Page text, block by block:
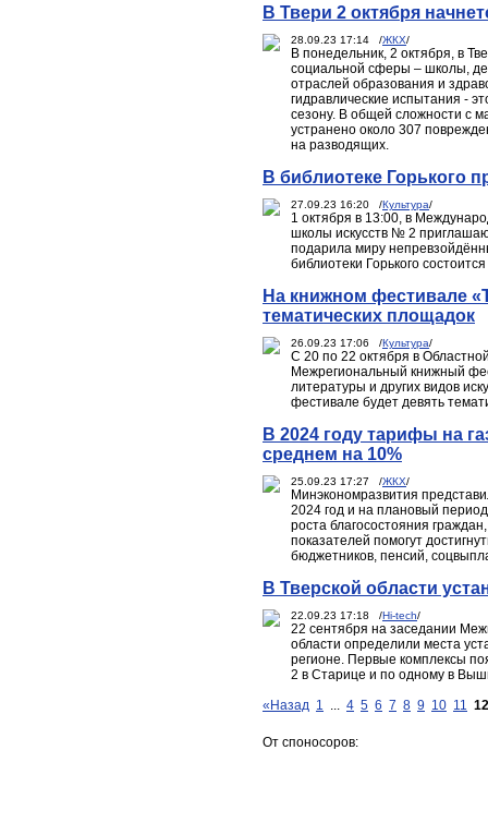
В Твери 2 октября
28.09.23 17:14 /ЖКХ/
В понедельник, 2 октября, в
социальной сферы – школы,
отраслей образования и
гидравлические испытания -
сезону. В общей сложности с
устранено около 307
на разводящих.
В библиотеке Горького
27.09.23 16:20 /Культура/
1 октября в 13:00, в
школы искусств № 2
подарила миру
библиотеки Горького
На книжном фестивале
тематических площадок
26.09.23 17:06 /Культура/
С 20 по 22 октября в
Межрегиональный книжный
литературы и других видов
фестивале будет девять
В 2024 году тарифы на
среднем на 10%
25.09.23 17:27 /ЖКХ/
Минэкономразвития
2024 год и на плановый
роста благосостояния
показателей помогут
бюджетников, пенсий,
В Тверской области
22.09.23 17:18 /Hi-tech/
22 сентября на заседании
области определили места
регионе. Первые комплексы
2 в Старице и по одному в
«Назад 1 ... 4 5 6 7 8 9 10 11 12
От споносоров: